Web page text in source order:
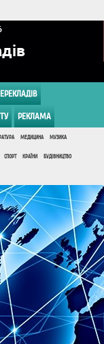
РЕКЛАМА
МЕДИЦИНА МУЗИКА
СПОРТ КРАЇНИ БУДІВНИЦТВО